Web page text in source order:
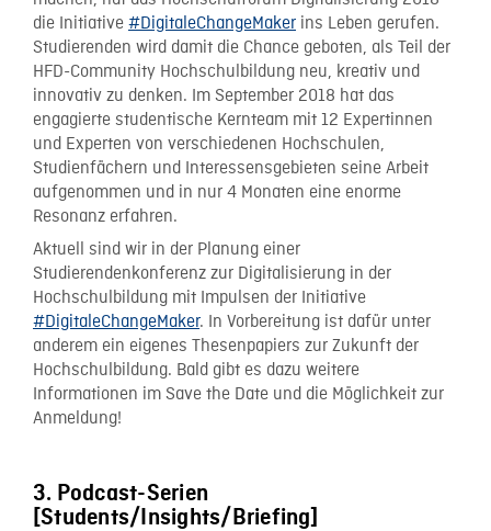
die Initiative #DigitaleChangeMaker ins Leben gerufen.
Studierenden wird damit die Chance geboten, als Teil der
HFD-Community Hochschulbildung neu, kreativ und
innovativ zu denken. Im September 2018 hat das
engagierte studentische Kernteam mit 12 Expertinnen
und Experten von verschiedenen Hochschulen,
Studienfächern und Interessensgebieten seine Arbeit
aufgenommen und in nur 4 Monaten eine enorme
Resonanz erfahren.
Aktuell sind wir in der Planung einer
Studierendenkonferenz zur Digitalisierung in der
Hochschulbildung mit Impulsen der Initiative
#DigitaleChangeMaker. In Vorbereitung ist dafür unter
anderem ein eigenes Thesenpapiers zur Zukunft der
Hochschulbildung. Bald gibt es dazu weitere
Informationen im Save the Date und die Möglichkeit zur
Anmeldung!
3. Podcast-Serien
[Students/Insights/Briefing]